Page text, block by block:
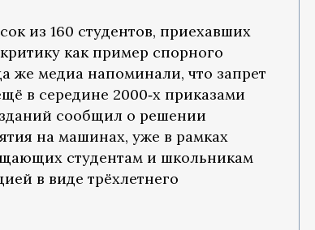
из 160 студентов, приехавших
как пример спорного
же медиа напоминали, что запрет
в середине 2000‑х приказами
сообщил о решении
на машинах, уже в рамках
студентам и школьникам
в виде трёхлетнего